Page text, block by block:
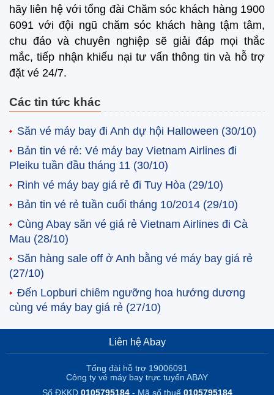
hãy liên hệ với tổng đài Chăm sóc khách hàng 1900
6091 với đội ngũ chăm sóc khách hàng tậm tâm,
chu đáo và chuyên nghiệp sẽ giải đáp mọi thắc
mắc, tiếp nhận khiếu nại tư vấn thông tin và hỗ trợ
đặt vé 24/7.
Các tin tức khác
Săn vé máy bay đi Anh dự hội Halloween (30/10)
Bản tin vé rẻ: Vé máy bay Vietnam Airlines đi
Pleiku tuần đầu tháng 11 (30/10)
Rinh vé máy bay giá rẻ đi Tuy Hòa (29/10)
Bản tin vé rẻ tuần cuối tháng 10/2014 (29/10)
Cùng Abay săn vé giá rẻ Vietnam Airlines đi Cà
Mau (28/10)
Săn hàng sale off ở Anh bằng vé máy bay giá rẻ
(27/10)
Đến Lopburi chiêm ngưỡng hoa hướng dương
cùng vé máy bay giá rẻ (27/10)
Liên hệ Abay
Tổng đài hỗ trợ 19006091
Công ty vé máy bay trực tuyến ABAY
Số ĐKKD 0105795184- Mã số thuế 0105795184